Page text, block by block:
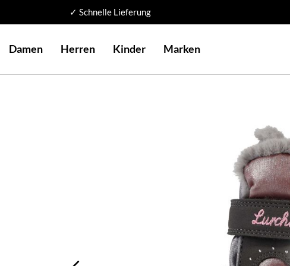
✓ Schnelle Lieferung
Damen Herren Kinder Marken